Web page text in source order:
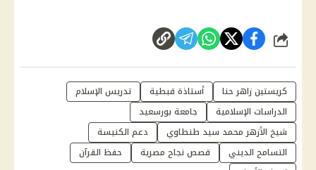
شارك
كريستين زاهر حنا أستاذة قبطية
تدريس الإسلام
الدراسات الإسلامية
جامعة بورسعيد
شيخ الأزهر محمد سيد طنطاوي
دعم الكنيسة
التسامح الديني
قصص نجاح مصرية
حفظ القرآن